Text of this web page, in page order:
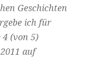
Geschichten
ich für
4 (von 5)
auf